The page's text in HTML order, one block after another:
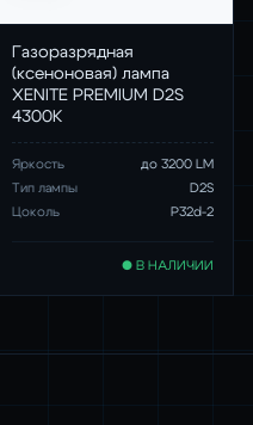
Газоразрядная
(ксеноновая) лампа
XENITE PREMIUM D2S
4300K
Яркость
до 3200 LM
Тип лампы
D2S
Цоколь
P32d-2
● В НАЛИЧИИ